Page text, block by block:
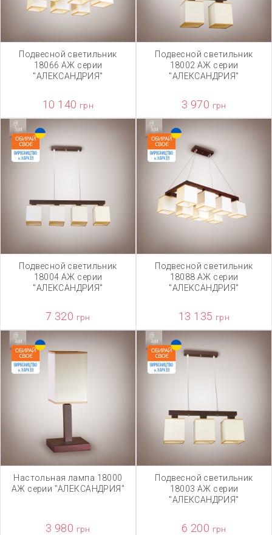
Подвесной светильник
18066 АЖ серии
"АЛЕКСАНДРИЯ"
10 140 грн
Подвесной светильник
18002 АЖ серии
"АЛЕКСАНДРИЯ"
3 970 грн
Подвесной светильник
18004 АЖ серии
"АЛЕКСАНДРИЯ"
7 320 грн
Подвесной светильник
18088 АЖ серии
"АЛЕКСАНДРИЯ"
13 135 грн
Настольная лампа 18000
АЖ серии "АЛЕКСАНДРИЯ"
3 980 грн
Подвесной светильник
18003 АЖ серии
"АЛЕКСАНДРИЯ"
6 200 грн